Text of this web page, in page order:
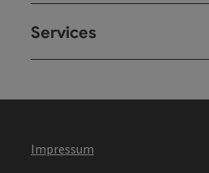
Services
Impressum